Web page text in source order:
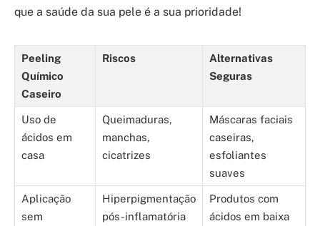
que a saúde da sua pele é a sua prioridade!
Peeling
Químico
Caseiro
Riscos
Alternativas
Seguras
Uso de
ácidos em
casa
Queimaduras,
manchas,
cicatrizes
Máscaras faciais
caseiras,
esfoliantes
suaves
Aplicação
sem
Hiperpigmentação
pós-inflamatória
Produtos com
ácidos em baixa